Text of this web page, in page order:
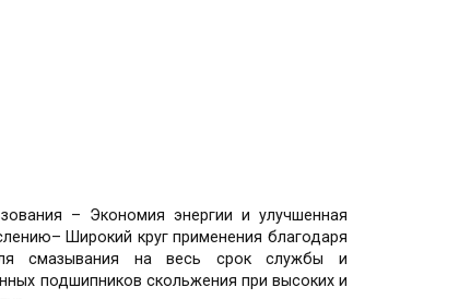
– Экономия энергии и улучшенная
Широкий круг применения благодаря
смазывания на весь срок службы и
подшипников скольжения при высоких и